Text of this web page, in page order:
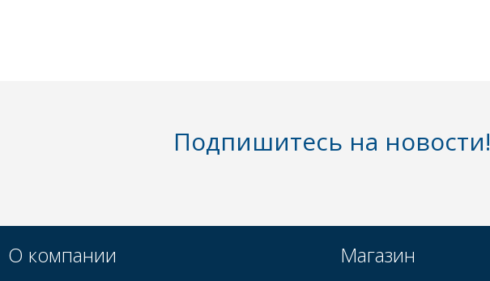
Подпишитесь на новости!
О компании Магазин